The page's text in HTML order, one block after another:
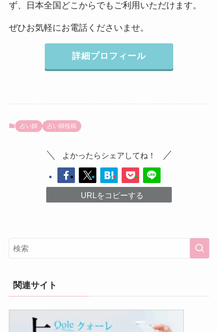
ず、日本全国どこからでもご利用いただけます。
ぜひお気軽にお電話くださいませ。
詳細プロフィール
占い師 占い師投稿
よかったらシェアしてね！
URLをコピーする
関連サイト